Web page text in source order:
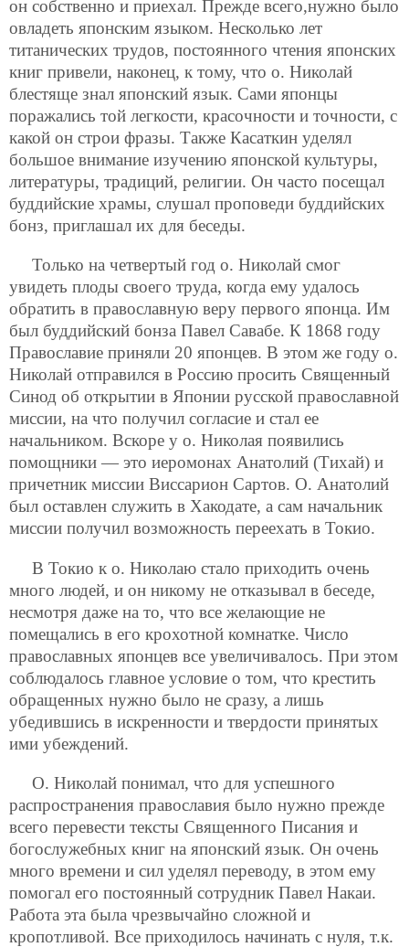
он собственно и приехал. Прежде всего,нужно было
овладеть японским языком. Несколько лет
титанических трудов, постоянного чтения японских
книг привели, наконец, к тому, что о. Николай
блестяще знал японский язык. Сами японцы
поражались той легкости, красочности и точности, с
какой он строи фразы. Также Касаткин уделял
большое внимание изучению японской культуры,
литературы, традиций, религии. Он часто посещал
буддийские храмы, слушал проповеди буддийских
бонз, приглашал их для беседы.
Только на четвертый год о. Николай смог
увидеть плоды своего труда, когда ему удалось
обратить в православную веру первого японца. Им
был буддийский бонза Павел Савабе. К 1868 году
Православие приняли 20 японцев. В этом же году о.
Николай отправился в Россию просить Священный
Синод об открытии в Японии русской православной
миссии, на что получил согласие и стал ее
начальником. Вскоре у о. Николая появились
помощники — это иеромонах Анатолий (Тихай) и
причетник миссии Виссарион Сартов. О. Анатолий
был оставлен служить в Хакодате, а сам начальник
миссии получил возможность переехать в Токио.
В Токио к о. Николаю стало приходить очень
много людей, и он никому не отказывал в беседе,
несмотря даже на то, что все желающие не
помещались в его крохотной комнатке. Число
православных японцев все увеличивалось. При этом
соблюдалось главное условие о том, что крестить
обращенных нужно было не сразу, а лишь
убедившись в искренности и твердости принятых
ими убеждений.
О. Николай понимал, что для успешного
распространения православия было нужно прежде
всего перевести тексты Священного Писания и
богослужебных книг на японский язык. Он очень
много времени и сил уделял переводу, в этом ему
помогал его постоянный сотрудник Павел Накаи.
Работа эта была чрезвычайно сложной и
кропотливой. Все приходилось начинать с нуля, т.к.